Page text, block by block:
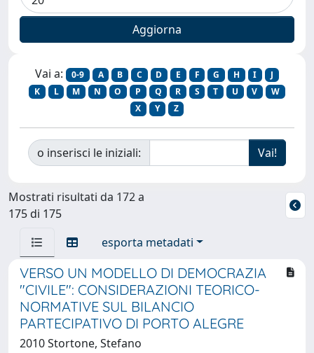
Vai a: 0-9 A B C D E F G H I
J
K
L M N O P Q R S T U V
W
X
Y Z
o inserisci le iniziali:
Mostrati risultati da 172 a
175 di 175
esporta metadati
VERSO UN MODELLO DI DEMOCRAZIA
"CIVILE": CONSIDERAZIONI TEORICO-
NORMATIVE SUL BILANCIO
PARTECIPATIVO DI PORTO ALEGRE
2010 Stortone, Stefano